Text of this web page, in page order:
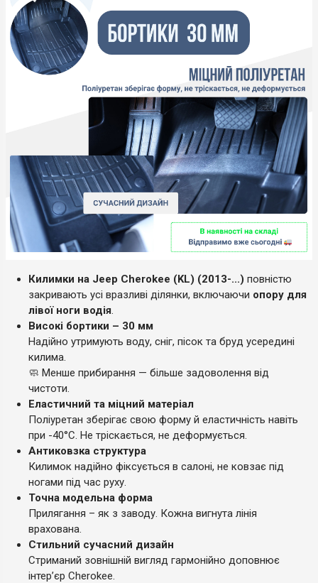
Килимки на Jeep Cherokee (KL) (2013-...) повністю
закривають усі вразливі ділянки, включаючи опору для
лівої ноги водія.
Високі бортики – 30 мм
Надійно утримують воду, сніг, пісок та бруд усередині
килима.
🧼 Менше прибирання — більше задоволення від
чистоти.
Еластичний та міцний матеріал
Поліуретан зберігає свою форму й еластичність навіть
при -40°C. Не тріскається, не деформується.
Антиковзка структура
Килимок надійно фіксується в салоні, не ковзає під
ногами під час руху.
Точна модельна форма
Прилягання – як з заводу. Кожна вигнута лінія
врахована.
Стильний сучасний дизайн
Стриманий зовнішній вигляд гармонійно доповнює
інтер’єр Cherokee.